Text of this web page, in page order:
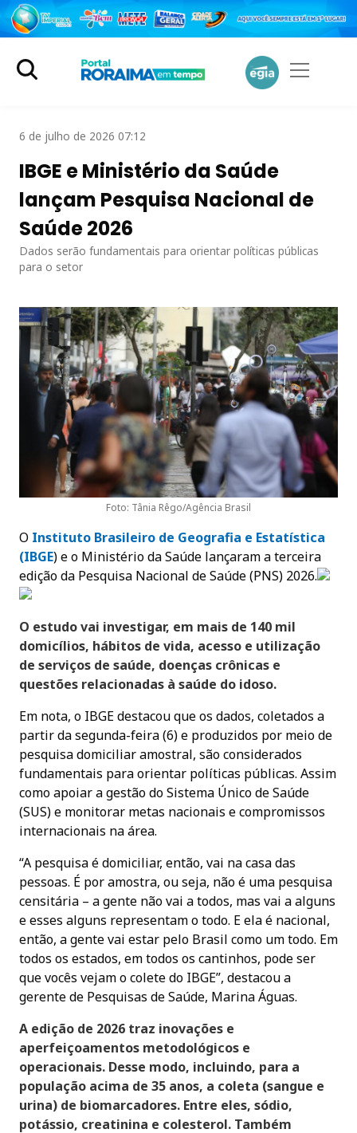
6 de julho de 2026 07:12
IBGE e Ministério da Saúde
lançam Pesquisa Nacional de
Saúde 2026
Dados serão fundamentais para orientar políticas públicas
para o setor
Foto: Tânia Rêgo/Agência Brasil
O Instituto Brasileiro de Geografia e Estatística
(IBGE) e o Ministério da Saúde lançaram a terceira
edição da Pesquisa Nacional de Saúde (PNS) 2026.
O estudo vai investigar, em mais de 140 mil
domicílios, hábitos de vida, acesso e utilização
de serviços de saúde, doenças crônicas e
questões relacionadas à saúde do idoso.
Em nota, o IBGE destacou que os dados, coletados a
partir da segunda-feira (6) e produzidos por meio de
pesquisa domiciliar amostral, são considerados
fundamentais para orientar políticas públicas. Assim
como apoiar a gestão do Sistema Único de Saúde
(SUS) e monitorar metas nacionais e compromissos
internacionais na área.
“A pesquisa é domiciliar, então, vai na casa das
pessoas. É por amostra, ou seja, não é uma pesquisa
censitária – a gente não vai a todos, mas vai a alguns
e esses alguns representam o todo. E ela é nacional,
então, a gente vai estar pelo Brasil como um todo. Em
todos os estados, em todos os cantinhos, pode ser
que vocês vejam o colete do IBGE”, destacou a
gerente de Pesquisas de Saúde, Marina Águas.
A edição de 2026 traz inovações e
aperfeiçoamentos metodológicos e
operacionais. Desse modo, incluindo, para a
população acima de 35 anos, a coleta (sangue e
urina) de biomarcadores. Entre eles, sódio,
potássio, creatinina e colesterol. Também